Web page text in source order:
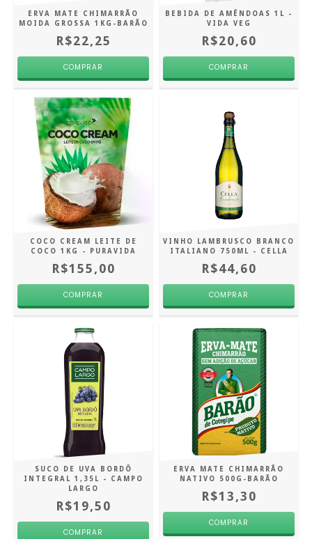
ERVA MATE CHIMARRÃO
MOIDA GROSSA 1KG-BARÃO
R$22,25
BEBIDA DE AMÊNDOAS 1L -
VIDA VEG
R$20,60
COCO CREAM LEITE DE
COCO 1KG - PURAVIDA
R$155,00
VINHO LAMBRUSCO BRANCO
ITALIANO 750ML - CELLA
R$44,60
SUCO DE UVA BORDÔ
INTEGRAL 1,35L - CAMPO
LARGO
R$19,50
ERVA MATE CHIMARRÃO
NATIVO 500G-BARÃO
R$13,30